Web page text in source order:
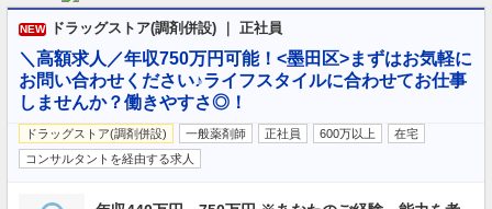
NEW ドラッグストア(調剤併設) ｜ 正社員
＼高額求人／年収750万円可能！<墨田区>まずはお気軽に
お問い合わせください♪ライフスタイルに合わせてお仕事
しませんか？働きやすさ◎！
ドラッグストア(調剤併設) 一般薬剤師 正社員 600万以上
在宅
コンサルタントを経由する求人